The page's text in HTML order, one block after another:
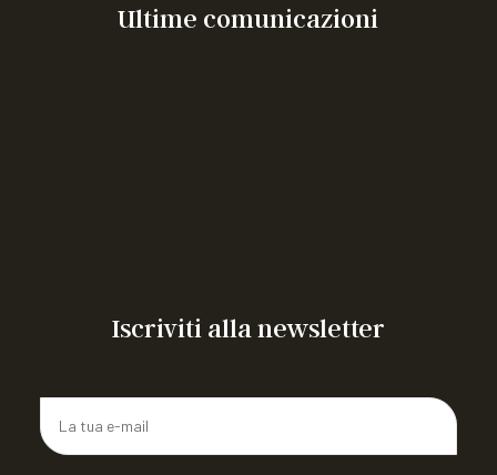
Ultime comunicazioni
Iscriviti alla newsletter